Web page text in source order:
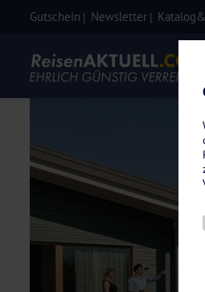
Gutschein Newsletter